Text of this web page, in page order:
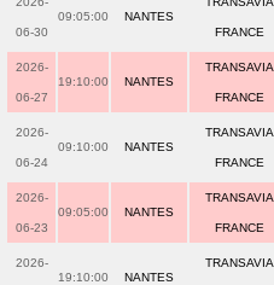
06-30
09:05:00 NANTES
FRANCE
2026-
06-27
19:10:00 NANTES
TRANSAVIA
FRANCE
2026-
06-24
09:10:00 NANTES
TRANSAVIA
FRANCE
2026-
06-23
09:05:00 NANTES
TRANSAVIA
FRANCE
2026-
19:10:00 NANTES
TRANSAVIA